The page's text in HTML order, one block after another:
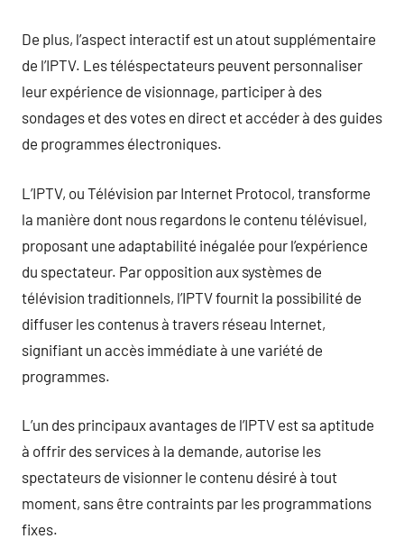
De plus, l’aspect interactif est un atout supplémentaire
de l’IPTV. Les téléspectateurs peuvent personnaliser
leur expérience de visionnage, participer à des
sondages et des votes en direct et accéder à des guides
de programmes électroniques.
L’IPTV, ou Télévision par Internet Protocol, transforme
la manière dont nous regardons le contenu télévisuel,
proposant une adaptabilité inégalée pour l’expérience
du spectateur. Par opposition aux systèmes de
télévision traditionnels, l’IPTV fournit la possibilité de
diffuser les contenus à travers réseau Internet,
signifiant un accès immédiate à une variété de
programmes.
L’un des principaux avantages de l’IPTV est sa aptitude
à offrir des services à la demande, autorise les
spectateurs de visionner le contenu désiré à tout
moment, sans être contraints par les programmations
fixes.